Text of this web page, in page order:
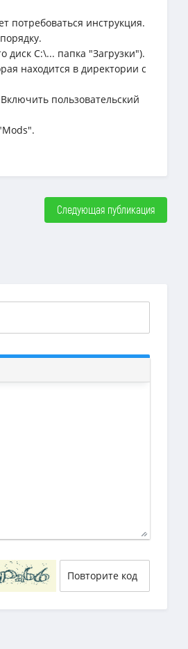
потребоваться инструкция.
C:\... папка "Загрузки").
находится в директории с
пользовательский
Следующая публикация